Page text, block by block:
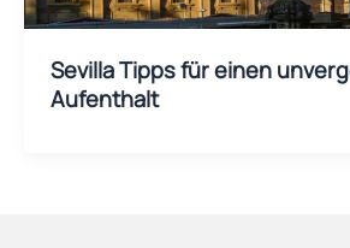
Sevilla Tipps für einen
Aufenthalt